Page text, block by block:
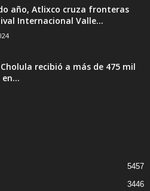
año, Atlixco cruza fronteras
Internacional Valle...
recibió a más de 475 mil
5457
3446